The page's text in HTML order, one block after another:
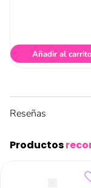
Añadir al carrito
Reseñas
Productos